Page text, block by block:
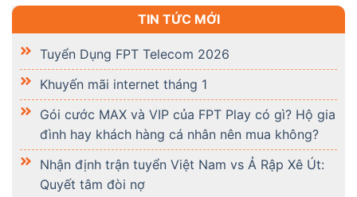
TIN TỨC MỚI
Tuyển Dụng FPT Telecom 2026
Khuyến mãi internet tháng 1
Gói cước MAX và VIP của FPT Play có gì? Hộ gia
đình hay khách hàng cá nhân nên mua không?
Nhận định trận tuyển Việt Nam vs Ả Rập Xê Út:
Quyết tâm đòi nợ